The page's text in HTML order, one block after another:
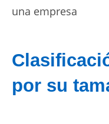
una empresa
por su